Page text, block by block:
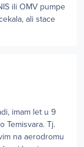
ili OMV pumpe
ali stace
imam let u 9
Temisvara. Tj.
na aerodromu